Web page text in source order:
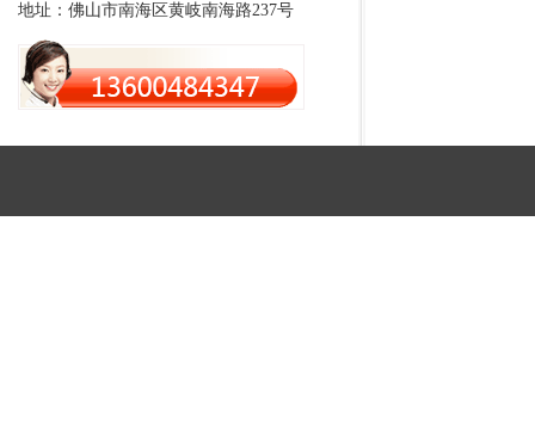
地址：佛山市南海区黄岐南海路237号